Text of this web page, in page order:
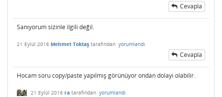
Cevapla
Sanıyorum sizinle ilgili değil.
21 Eylül 2016 Mehmet Toktaş tarafından yorumlandı
Cevapla
Hocam soru copy/paste yapılmış görünüyor ondan dolayı olabilir.
21 Eylül 2016 ra tarafından yorumlandı